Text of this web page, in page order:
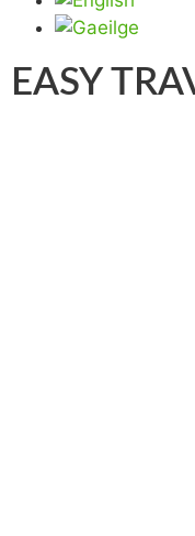
EASY